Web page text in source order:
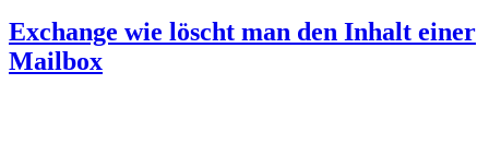
Exchange wie löscht man den Inhalt einer
Mailbox